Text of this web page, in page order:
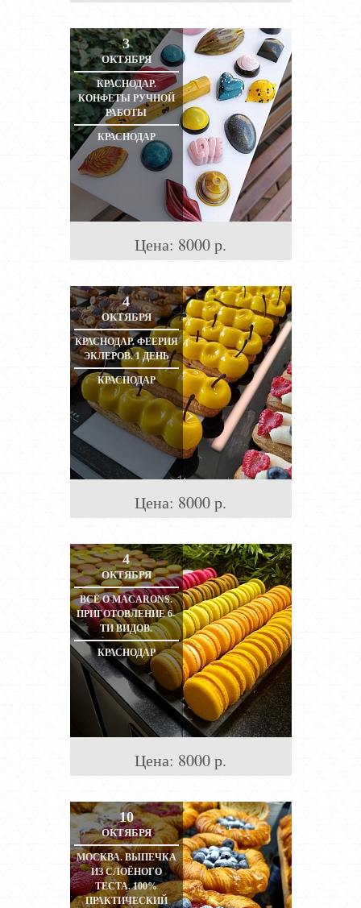
3
ОКТЯБРЯ
КРАСНОДАР.
КОНФЕТЫ РУЧНОЙ
РАБОТЫ
КРАСНОДАР
Цена: 8000р.
4
ОКТЯБРЯ
КРАСНОДАР. ФЕЕРИЯ
ЭКЛЕРОВ. 1 ДЕНЬ
КРАСНОДАР
Цена: 8000р.
4
ОКТЯБРЯ
ВСЁ О MACARONS.
ПРИГОТОВЛЕНИЕ 6-
ТИ ВИДОВ.
КРАСНОДАР
Цена: 8000р.
10
ОКТЯБРЯ
МОСКВА. ВЫПЕЧКА
ИЗ СЛОЁНОГО
ТЕСТА. 100%
ПРАКТИЧЕСКИЙ